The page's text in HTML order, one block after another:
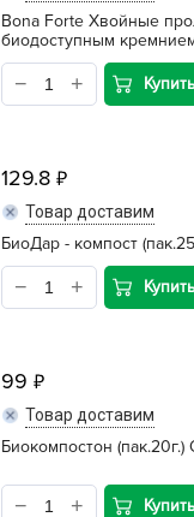
Bona Forte Хвойные
биодоступным
Купить
129.8
Товар доставим
БиоДар - компост
Купить
99
Товар доставим
Биокомпостон (пак.20г.)
Купить